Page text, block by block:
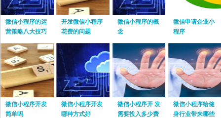
微信小程序的运
营策略八大技巧
开发微信小程序
花费的问题
微信小程序的概
念
微信申请企业小
程序
微信小程序开发
简单吗
微信小程序开发
哪种方式好
微信小程序开 发
需要投入多少费
微信小程序给健
身行业带来哪些